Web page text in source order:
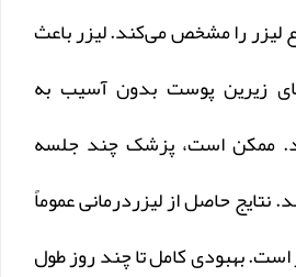
لیزر را مشخص می‌کند. لیزر باعث
زیرین پوست بدون آسیب به
ممکن است، پزشک چند جلسه
نتایج حاصل از لیزردرمانی عموماً
است. بهبودی کامل تا چند روز طول